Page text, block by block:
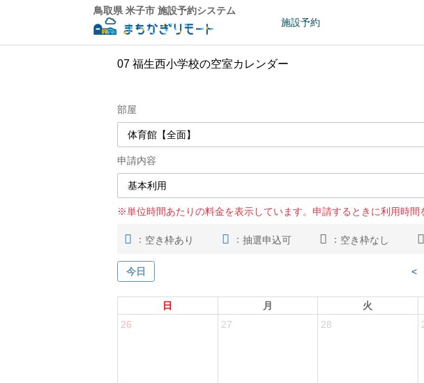
鳥取県 米子市 施設予約システム
施設予約
07 福生西小学校の空室カレンダー
部屋
申請内容
※単位時間あたりの料金を表示しています。申請するときに利用時間
： 空き枠あり ： 抽選申込可 ： 空き枠なし
今日 <
日 月 火
26
27 28